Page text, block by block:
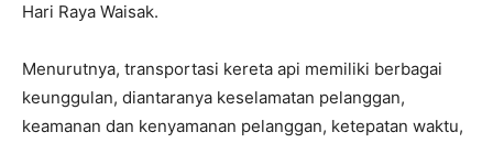
Hari Raya Waisak.
Menurutnya, transportasi kereta api memiliki berbagai
keunggulan, diantaranya keselamatan pelanggan,
keamanan dan kenyamanan pelanggan, ketepatan waktu,